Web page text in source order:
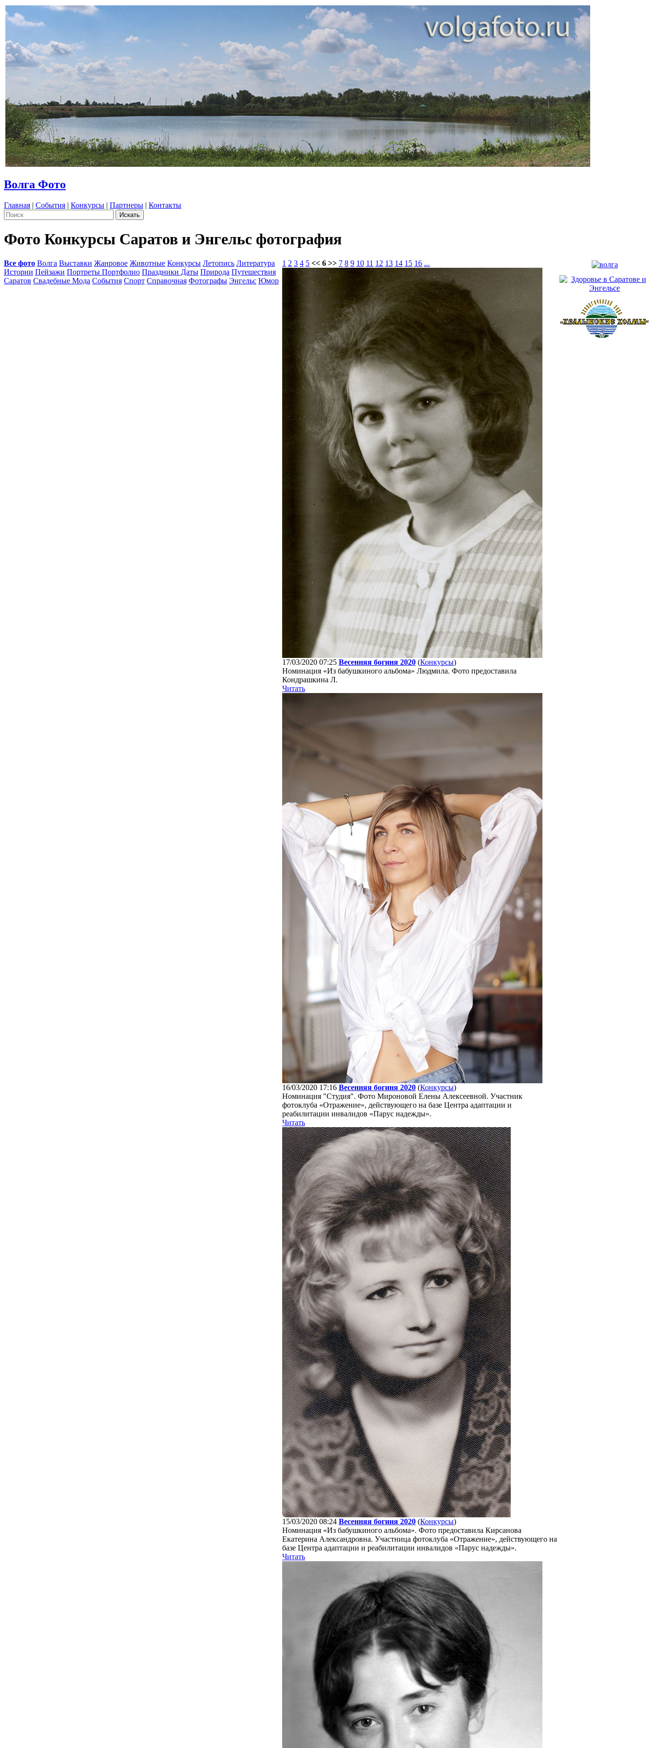
Волга Фото
Главная | События | Конкурсы | Партнеры | Контакты
Фото Конкурсы Саратов и Энгельс фотография
Все фото Волга Выставки Жанровое Животные Конкурсы Летопись Литература
Истории Пейзажи Портреты Портфолио Праздники Даты Природа Путешествия
Саратов Свадебные Мода События Спорт Справочная Фотографы Энгельс Юмор
1 2 3 4 5 << 6 >> 7 8 9 10 11 12 13 14 15 16 ...
17/03/2020 07:25 Весенняя богиня 2020 (Конкурсы)
Номинация «Из бабушкиного альбома» Людмила. Фото предоставила
Кондрашкина Л.
Читать
16/03/2020 17:16 Весенняя богиня 2020 (Конкурсы)
Номинация "Студия". Фото Мироновой Елены Алексеевной. Участник
фотоклуба «Отражение», действующего на базе Центра адаптации и
реабилитации инвалидов «Парус надежды».
Читать
15/03/2020 08:24 Весенняя богиня 2020 (Конкурсы)
Номинация «Из бабушкиного альбома». Фото предоставила Кирсанова
Екатерина Александровна. Участница фотоклуба «Отражение», действующего на
базе Центра адаптации и реабилитации инвалидов «Парус надежды».
Читать